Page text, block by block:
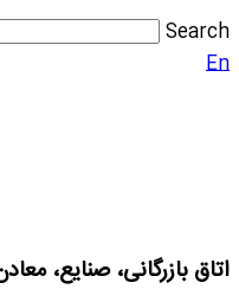
Search
En
اتاق بازرگانی، صنایع،